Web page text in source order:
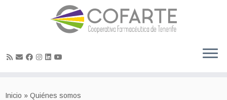
Inicio » Quiénes somos